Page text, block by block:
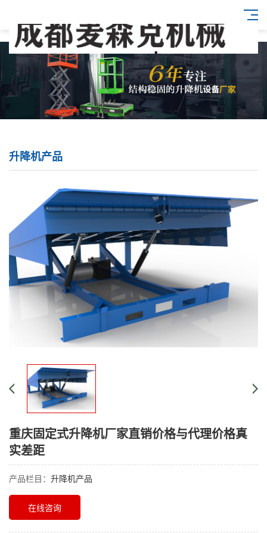
升降机产品
重庆固定式升降机厂家直销价格与代理价格真
实差距
产品栏目： 升降机产品
在线咨询